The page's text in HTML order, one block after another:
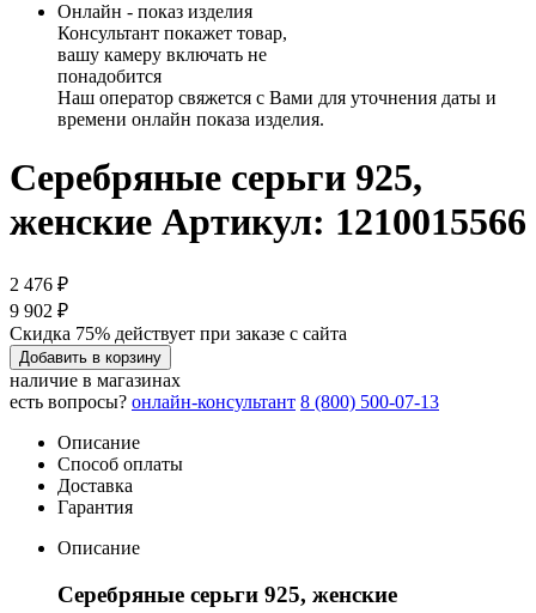
Онлайн - показ изделия
Консультант покажет товар,
вашу камеру включать не
понадобится
Наш оператор свяжется с Вами для уточнения даты и
времени онлайн показа изделия.
Серебряные серьги 925,
женские Артикул: 1210015566
2 476 ₽
9 902 ₽
Скидка 75% действует при заказе с сайта
Добавить в корзину
наличие в магазинах
есть вопросы? онлайн-консультант 8 (800) 500-07-13
Описание
Способ оплаты
Доставка
Гарантия
Описание
Серебряные серьги 925, женские